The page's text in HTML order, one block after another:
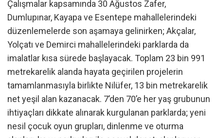
Çalışmalar kapsamında 30 Ağustos Zafer,
Dumlupınar, Kayapa ve Esentepe mahallelerindeki
düzenlemelerde son aşamaya gelinirken; Akçalar,
Yolçatı ve Demirci mahallelerindeki parklarda da
imalatlar kısa sürede başlayacak. Toplam 23 bin 991
metrekarelik alanda hayata geçirilen projelerin
tamamlanmasıyla birlikte Nilüfer, 13 bin metrekarelik
net yeşil alan kazanacak. 7’den 70’e her yaş grubunun
ihtiyaçları dikkate alınarak kurgulanan parklarda; yeni
nesil çocuk oyun grupları, dinlenme ve oturma